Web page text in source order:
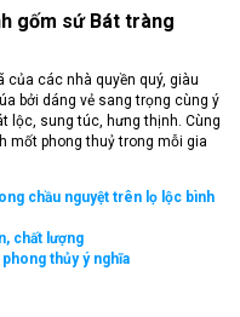
gốm sứ Bát tràng
của các nhà quyền quý, giàu
bởi dáng vẻ sang trọng cùng ý
lộc, sung túc, hưng thịnh. Cùng
mốt phong thuỷ trong mỗi gia
chầu nguyệt trên lọ lộc bình
chất lượng
thủy ý nghĩa